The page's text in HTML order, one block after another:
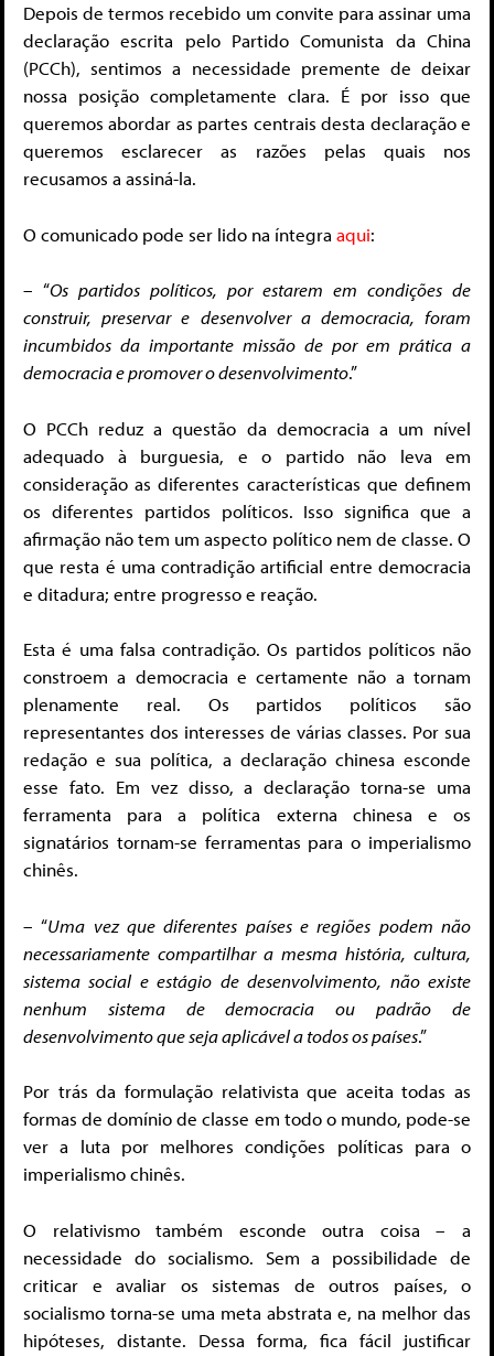
Depois de termos recebido um convite para assinar uma
declaração escrita pelo Partido Comunista da China
(PCCh), sentimos a necessidade premente de deixar
nossa posição completamente clara. É por isso que
queremos abordar as partes centrais desta declaração e
queremos esclarecer as razões pelas quais nos
recusamos a assiná-la.
O comunicado pode ser lido na íntegra aqui:
– “Os partidos políticos, por estarem em condições de
construir, preservar e desenvolver a democracia, foram
incumbidos da importante missão de por em prática a
democracia e promover o desenvolvimento.”
O PCCh reduz a questão da democracia a um nível
adequado à burguesia, e o partido não leva em
consideração as diferentes características que definem
os diferentes partidos políticos. Isso significa que a
afirmação não tem um aspecto político nem de classe. O
que resta é uma contradição artificial entre democracia
e ditadura; entre progresso e reação.
Esta é uma falsa contradição. Os partidos políticos não
constroem a democracia e certamente não a tornam
plenamente real. Os partidos políticos são
representantes dos interesses de várias classes. Por sua
redação e sua política, a declaração chinesa esconde
esse fato. Em vez disso, a declaração torna-se uma
ferramenta para a política externa chinesa e os
signatários tornam-se ferramentas para o imperialismo
chinês.
– “Uma vez que diferentes países e regiões podem não
necessariamente compartilhar a mesma história, cultura,
sistema social e estágio de desenvolvimento, não existe
nenhum sistema de democracia ou padrão de
desenvolvimento que seja aplicável a todos os países.”
Por trás da formulação relativista que aceita todas as
formas de domínio de classe em todo o mundo, pode-se
ver a luta por melhores condições políticas para o
imperialismo chinês.
O relativismo também esconde outra coisa – a
necessidade do socialismo. Sem a possibilidade de
criticar e avaliar os sistemas de outros países, o
socialismo torna-se uma meta abstrata e, na melhor das
hipóteses, distante. Dessa forma, fica fácil justificar